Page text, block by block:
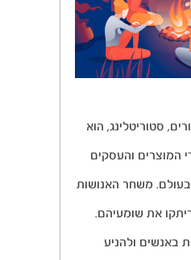
סטוריטלינג, הוא
המוצרים והעסקים
בעולם. משחר האנושות
את שומעיהם.
באנשים ולהניע